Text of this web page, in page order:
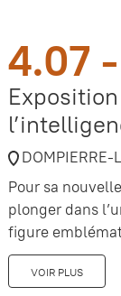
4.07
DOMPIERRE-
Pour sa
plonger dans
figure
VOIR PLUS